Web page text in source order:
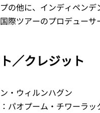
の他に、インディペンデ
際ツアーのプロデューサ
／クレジット
・ウィルンハグン
パオプーム・チワーラ